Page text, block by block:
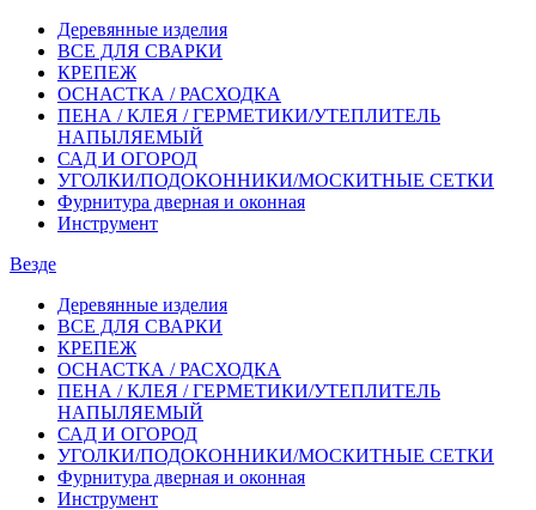
Деревянные изделия
ВСЕ ДЛЯ СВАРКИ
КРЕПЕЖ
ОСНАСТКА / РАСХОДКА
ПЕНА / КЛЕЯ / ГЕРМЕТИКИ/УТЕПЛИТЕЛЬ
НАПЫЛЯЕМЫЙ
САД И ОГОРОД
УГОЛКИ/ПОДОКОННИКИ/МОСКИТНЫЕ СЕТКИ
Фурнитура дверная и оконная
Инструмент
Везде
Деревянные изделия
ВСЕ ДЛЯ СВАРКИ
КРЕПЕЖ
ОСНАСТКА / РАСХОДКА
ПЕНА / КЛЕЯ / ГЕРМЕТИКИ/УТЕПЛИТЕЛЬ
НАПЫЛЯЕМЫЙ
САД И ОГОРОД
УГОЛКИ/ПОДОКОННИКИ/МОСКИТНЫЕ СЕТКИ
Фурнитура дверная и оконная
Инструмент